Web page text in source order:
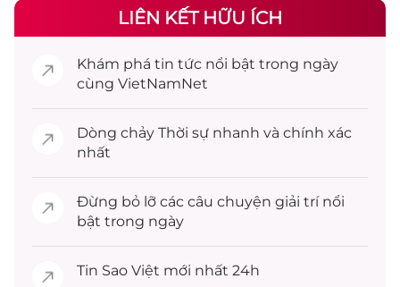
LIÊN KẾT HỮU ÍCH
Khám phá tin tức nổi bật trong ngày
cùng VietNamNet
Dòng chảy Thời sự nhanh và chính xác
nhất
Đừng bỏ lỡ các câu chuyện giải trínổi
bật trong ngày
Tin Sao Việt mới nhất 24h